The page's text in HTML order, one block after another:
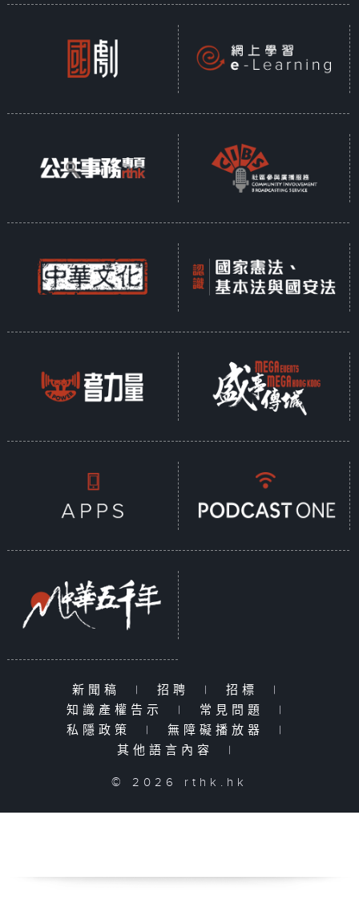
新聞稿 | 招聘 | 招標
|
知識產權告示
| 常見問題
|
私隱政策
| 無障礙播放器
|
其他語言內容
|
© 2026 rthk.hk